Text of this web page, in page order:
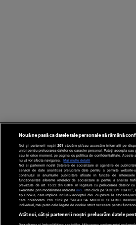
1
Nouă ne pasă ca datele tale personale să rămână
Noi și partenerii noștri 201 stocăm și/sau accesăm informații pe
unici pentru prelucrarea datelor cu caracter personal. Puteți accepta
sau în orice moment, pe pagina cu politica de confidențialitate. Aceste
nu vă vor afecta navigarea.
Mai multe detalii
Noi si partenerii nostri (retelele de socializare si agentiile de
servicii de date analitice) prelucram date pentru a permite website-
continutul si anunturile publicitare afisate in functie de
functionalitati aferente retelelor de socializare si pentru a analiza
prevazute de art. 15-22 din GDPR in legatura cu prelucrarea datelor
exercitate prin modalitatea indicataaici . Prin click pe “ACCEPT
tip Cookie, care implica inclusiv acceptul dvs. cu privire la stocarea/
care colaboram. Prin click pe “VREAU SA MODIFIC SETARILE
individual, mai putin cele legate de cookie strict necesare pentru
Atât noi, cât și partenerii noștri prelucrăm datele